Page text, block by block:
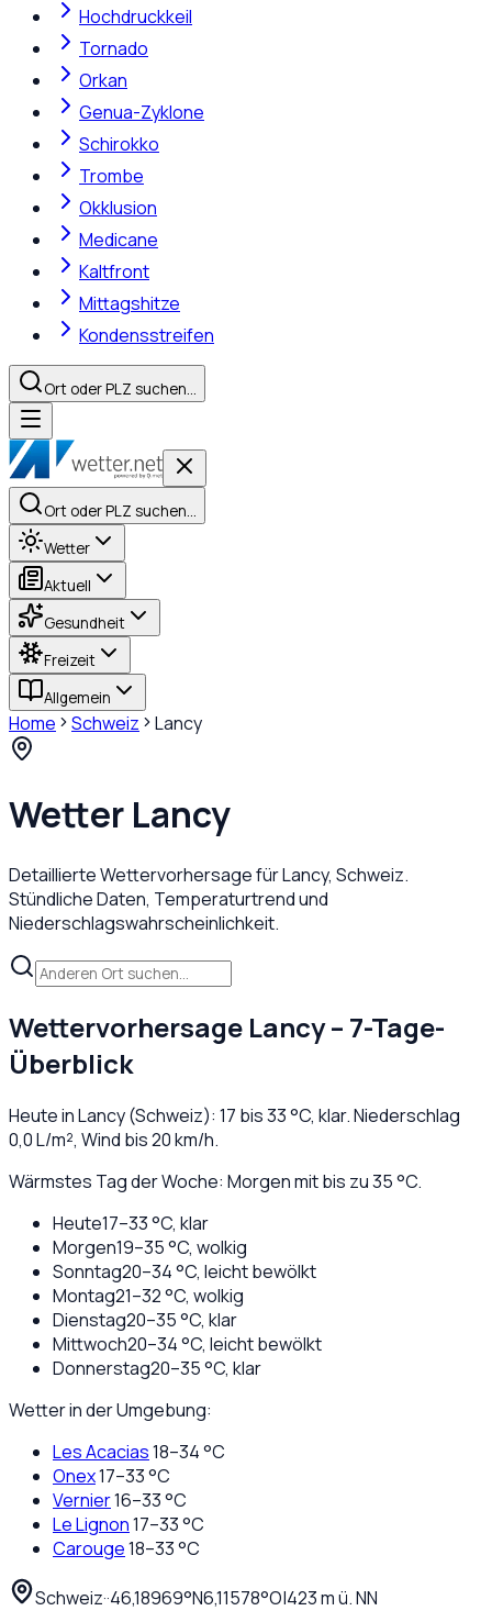
Hochdruckkeil
Tornado
Orkan
Genua-Zyklone
Schirokko
Trombe
Okklusion
Medicane
Kaltfront
Mittagshitze
Kondensstreifen
Ort oder PLZ suchen…
Ort oder PLZ suchen…
Wetter
Aktuell
Gesundheit
Freizeit
Allgemein
Home Schweiz Lancy
Wetter Lancy
Detaillierte Wettervorhersage fürLancy, Schweiz.
Stündliche Daten, Temperaturtrend und
Niederschlagswahrscheinlichkeit.
Wettervorhersage Lancy– 7-Tage-
Überblick
Heute inLancy(Schweiz): 17 bis33°C, klar. Niederschlag
0,0L/m², Wind bis20km/h.
Wärmstes Tag der Woche: Morgen mit bis zu 35 °C.
Heute17–33°C, klar
Morgen19–35°C, wolkig
Sonntag20–34°C, leicht bewölkt
Montag21–32°C, wolkig
Dienstag20–35°C, klar
Mittwoch20–34°C, leicht bewölkt
Donnerstag20–35°C, klar
Wetter in der Umgebung:
Les Acacias18–34°C
Onex17–33°C
Vernier16–33°C
Le Lignon17–33°C
Carouge18–33°C
Schweiz··46,18969°N6,11578°O|423m ü. NN